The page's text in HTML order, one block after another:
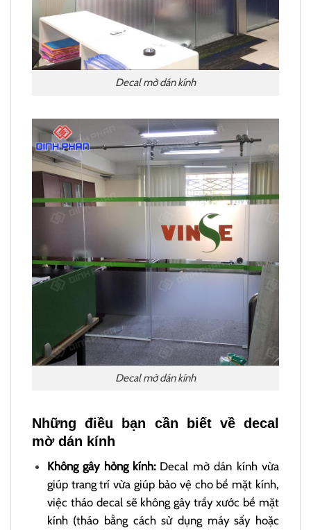
Decal mờ dán kính
Decal mờ dán kính
Những điều bạn cần biết về decal
mờ dán kính
Không gây hỏng kính:Decal mờ dán kính vừa
giúp trang trí vừa giúp bảo vệ cho bề mặt kính,
việc tháo decal sẽ không gây trầy xước bề mặt
kính (tháo bằng cách sử dụng máy sấy hoặc